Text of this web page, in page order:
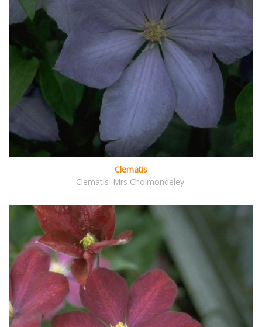
Clematis
Clematis 'Mrs Cholmondeley'